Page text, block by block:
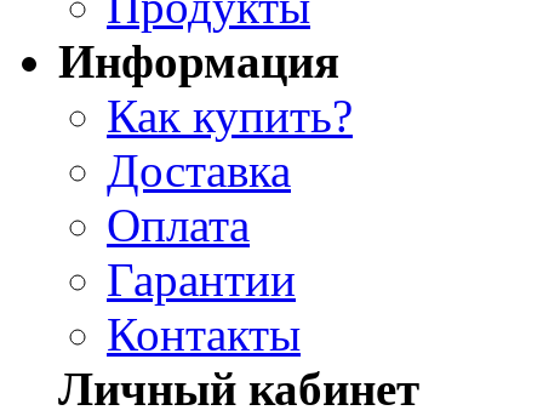
Информация
Как купить?
Доставка
Оплата
Гарантии
Контакты
Личный кабинет